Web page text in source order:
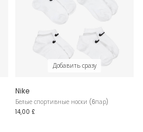
Добавить сразу
Nike
Белые спортивные носки (6пар)
14,00 £